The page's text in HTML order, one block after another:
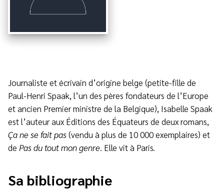
Journaliste et écrivain d’origine belge (petite-fille de
Paul-Henri Spaak, l’un des pères fondateurs de l’Europe
et ancien Premier ministre de la Belgique), Isabelle Spaak
est l’auteur aux Éditions des Équateurs de deux romans,
Ça ne se fait pas(vendu à plus de 10 000 exemplaires) et
de Pas du tout mon genre. Elle vit à Paris.
Sa bibliographie